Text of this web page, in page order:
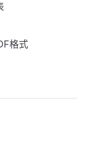
格式